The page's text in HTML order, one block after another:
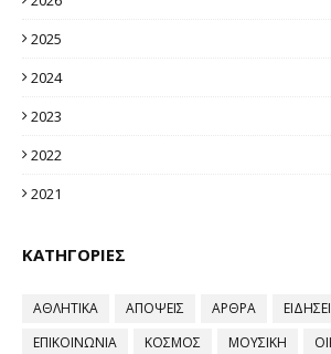
2025
2024
2023
2022
2021
ΚΑΤΗΓΟΡΙΕΣ
ΑΘΛΗΤΙΚΑ ΑΠΟΨΕΙΣ ΑΡΘΡΑ
ΕΠΙΚΟΙΝΩΝΙΑ
ΚΟΣΜΟΣ ΜΟΥΣΙΚΗ